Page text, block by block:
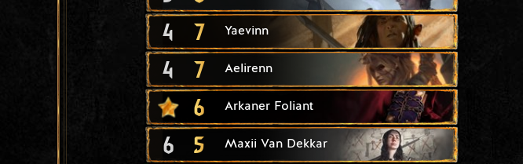
4 7 Yaevinn
4 7 Aelirenn
6 Arkaner Foliant
6 5 Maxii Van Dekkar